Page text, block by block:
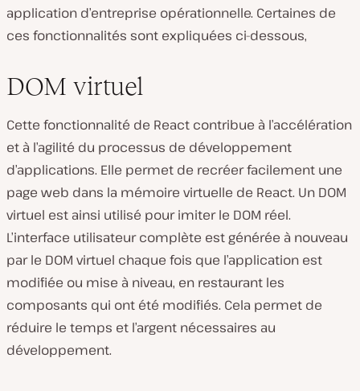
application d’entreprise opérationnelle. Certaines de
ces fonctionnalités sont expliquées ci-dessous,
DOM virtuel
Cette fonctionnalité de React contribue à l’accélération
et à l’agilité du processus de développement
d’applications. Elle permet de recréer facilement une
page web dans la mémoire virtuelle de React. Un DOM
virtuel est ainsi utilisé pour imiter le DOM réel.
L’interface utilisateur complète est générée à nouveau
par le DOM virtuel chaque fois que l’application est
modifiée ou mise à niveau, en restaurant les
composants qui ont été modifiés. Cela permet de
réduire le temps et l’argent nécessaires au
développement.